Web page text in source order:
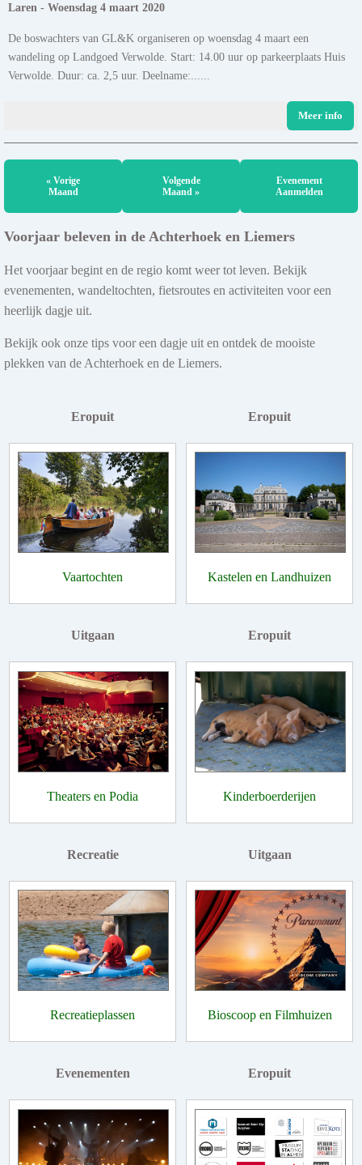
Laren - Woensdag 4 maart 2020
De boswachters van GL&K organiseren op woensdag 4 maart een
wandeling op Landgoed Verwolde. Start: 14.00 uur op parkeerplaats Huis
Verwolde. Duur: ca. 2,5 uur. Deelname:......
Meer info
« Vorige
Maand
Volgende
Maand »
Evenement
Aanmelden
Voorjaar beleven in de Achterhoek en Liemers
Het voorjaar begint en de regio komt weer tot leven. Bekijk
evenementen, wandeltochten, fietsroutes en activiteiten voor een
heerlijk dagje uit.
Bekijk ook onze tips voor een dagje uit en ontdek de mooiste
plekken van de Achterhoek en de Liemers.
Eropuit
Vaartochten
Eropuit
Kastelen en Landhuizen
Uitgaan
Theaters en Podia
Eropuit
Kinderboerderijen
Recreatie
Recreatieplassen
Uitgaan
Bioscoop en Filmhuizen
Evenementen Eropuit